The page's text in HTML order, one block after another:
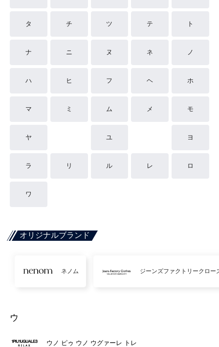
タ チ ツ テ ト
ナ ニ ヌ ネ ノ
ハ ヒ フ ヘ ホ
マ ミ ム メ モ
ヤ ユ ヨ
ラ リ ル レ ロ
ワ
オリジナルブランド
ネノム ジーンズファクトリークロー
ウ
ウノ ピゥ ウノ ウグァーレ トレ